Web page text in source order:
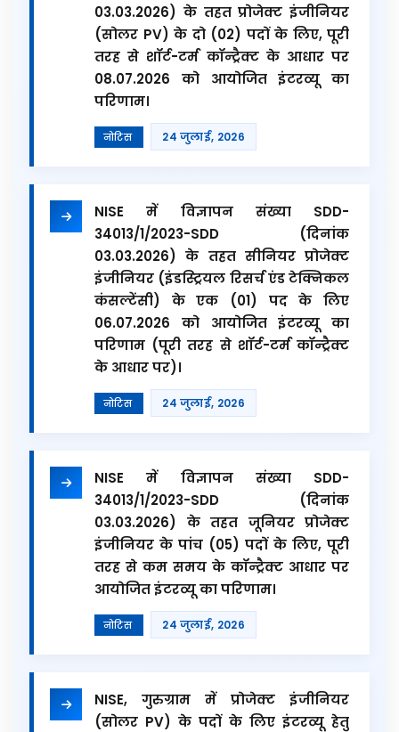
03.03.2026) के तहत प्रोजेक्ट इंजीनियर
(सोलर PV) के दो (02) पदों के लिए, पूरी
तरह से शॉर्ट-टर्म कॉन्ट्रैक्ट के आधार पर
08.07.2026 को आयोजित इंटरव्यू का
परिणाम।
नोटिस 24 जुलाई, 2026
NISE में विज्ञापन संख्या SDD-
34013/1/2023-SDD (दिनांक
03.03.2026) के तहत सीनियर प्रोजेक्ट
इंजीनियर (इंडस्ट्रियल रिसर्च एंड टेक्निकल
कंसल्टेंसी) के एक (01) पद के लिए
06.07.2026 को आयोजित इंटरव्यू का
परिणाम (पूरी तरह से शॉर्ट-टर्म कॉन्ट्रैक्ट
के आधार पर)।
नोटिस 24 जुलाई, 2026
NISE में विज्ञापन संख्या SDD-
34013/1/2023-SDD (दिनांक
03.03.2026) के तहत जूनियर प्रोजेक्ट
इंजीनियर के पांच (05) पदों के लिए, पूरी
तरह से कम समय के कॉन्ट्रैक्ट आधार पर
आयोजित इंटरव्यू का परिणाम।
नोटिस 24 जुलाई, 2026
NISE, गुरुग्राम में प्रोजेक्ट इंजीनियर
(सोलर PV) के पदों के लिए इंटरव्यू हेतु